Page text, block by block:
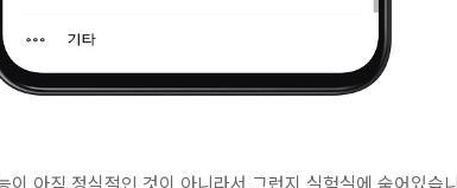
아직 정식적인 것이 아니라서 그런지 실험실에 숨어있습